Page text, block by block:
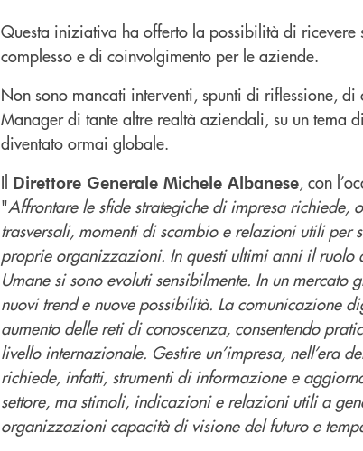
Questa iniziativa ha offerto la possibilità di ricevere
complesso e di coinvolgimento per le aziende.
Non sono mancati interventi, spunti di riflessione,
Manager di tante altre realtà aziendali, su un tema
diventato ormai globale.
Il Direttore Generale Michele Albanese, con
"Affrontare le sfide strategiche di impresa richiede,
trasversali, momenti di scambio e relazioni utili per
proprie organizzazioni. In questi ultimi anni il ruolo
Umane si sono evoluti sensibilmente. In un mercato
nuovi trend e nuove possibilità. La comunicazione
aumento delle reti di conoscenza, consentendo
livello internazionale. Gestire un’impresa, nell’era
richiede, infatti, strumenti di informazione e
settore, ma stimoli, indicazioni e relazioni utili a
organizzazioni capacità di visione del futuro e